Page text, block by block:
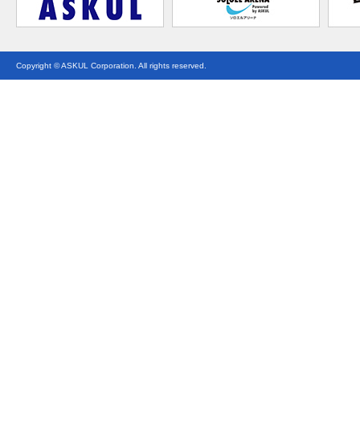
Copyright © ASKUL Corporation. All rights reserved.